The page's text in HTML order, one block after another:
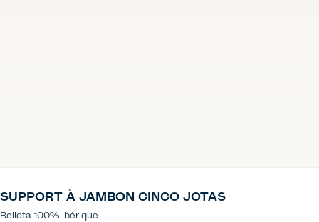
SUPPORT À JAMBON CINCO JOTAS
Bellota 100% ibérique